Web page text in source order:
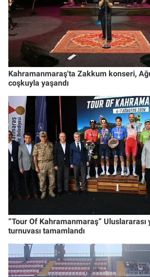
Kahramanmaraş'ta Zakkum konseri,
coşkuyla yaşandı
“Tour Of Kahramanmaraş”
turnuvası tamamlandı